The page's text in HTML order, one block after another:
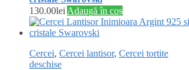
130.00lei Adaugă în coș
Cercei, Cercei lantisor, Cercei tortite
deschise